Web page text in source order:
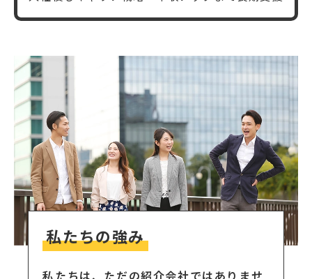
私たちの強み
私たちは、ただの紹介会社ではありませ